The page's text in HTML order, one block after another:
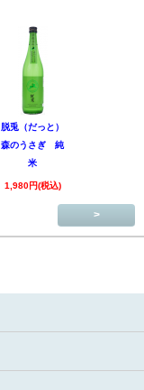
脱兎（だっと）
森のうさぎ 純
米
1,980円(税込)
>